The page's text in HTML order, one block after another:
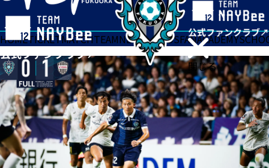
閉じる
HOMETICKETMATCHTEAMNEWSGOODSFANACADEMY